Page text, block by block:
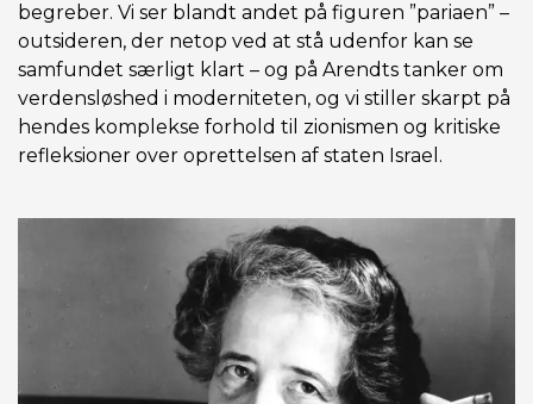
begreber. Vi ser blandt andet på figuren ”pariaen” –
outsideren, der netop ved at stå udenfor kan se
samfundet særligt klart – og på Arendts tanker om
verdensløshed i moderniteten, og vi stiller skarpt på
hendes komplekse forhold til zionismen og kritiske
refleksioner over oprettelsen af staten Israel.